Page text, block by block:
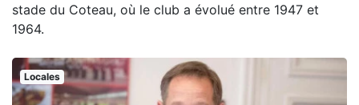
stade du Coteau, où le club a évolué entre 1947 et
1964.
Locales